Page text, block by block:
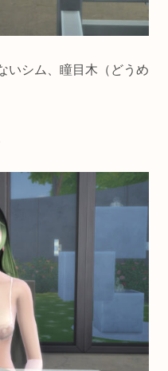
いシム、瞳目木（どうめ